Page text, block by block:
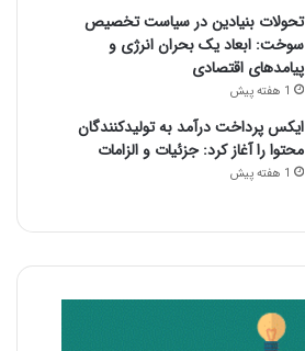
تحولات بنیادین در سیاست تخصیص
سوخت: ابعاد یک بحران انرژی و
پیامدهای اقتصادی
1 هفته پیش
ایکس پرداخت درآمد به تولیدکنندگان
محتوا را آغاز کرد: جزئیات و الزامات
1 هفته پیش